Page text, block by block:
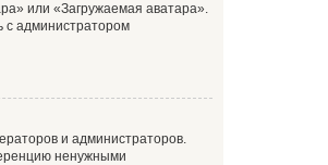
или «Загружаемая аватара».
с администратором
и администраторов.
ненужными